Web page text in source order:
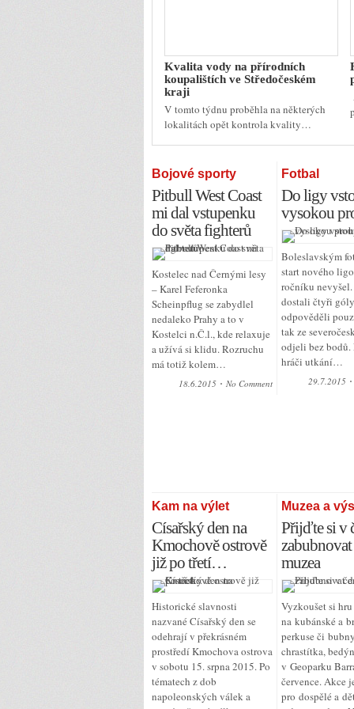
Kvalita vody na přírodních
koupalištích ve Středočeském
kraji
V tomto týdnu proběhla na některých
lokalitách opět kontrola kvality…
Bojové sporty
Pitbull West Coast
mi dal vstupenku
do světa fighterů
Kostelec nad Černými lesy
– Karel Feferonka
Scheinpflug se zabydlel
nedaleko Prahy a to v
Kostelci n.Č.l., kde relaxuje
a užívá si klidu. Rozruchu
má totiž kolem…
18.6.2015 No Comment
Fotbal
Do ligy
vysokou
Boleslavským
start nového
ročníku
dostali čtyři
odpověděli
tak ze
odjeli bez
hráči utkání…
29.7.2015
Kam na výlet
Císařský den na
Kmochově ostrově
již po třetí…
Historické slavnosti
nazvané Císařský den se
odehrají v překrásném
prostředí Kmochova ostrova
v sobotu 15. srpna 2015. Po
tématech z dob
napoleonských válek a
Muzea a
Přijďte si v
muzea
Vyzkoušet si hru
na kubánské a
perkuse či
chrastítka,
v Geoparku
července. Akce
pro dospělé a